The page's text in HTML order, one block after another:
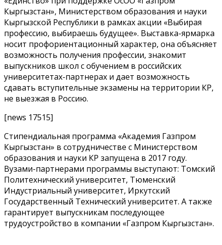
Кыргызстан», Министерством образования и науки
Кыргызской Республики в рамках акции «Выбирая
профессию, выбираешь будущее». Выставка-ярмарка
носит профориентационный характер, она объясняет
возможность получения профессии, знакомит
выпускников школ с обучением в российских
университетах-партнерах и дает возможность
сдавать вступительные экзамены на территории КР,
не выезжая в Россию.
[news 17515]
Стипендиальная программа «Академия Газпром
Кыргызстан» в сотрудничестве с Министерством
образования и науки КР запущена в 2017 году.
Вузами-партнерами программы выступают: Томский
Политехнический университет, Тюменский
Индустриальный университет, Иркутский
Государственный Технический университет. А также
гарантирует выпускникам последующее
трудоустройство в компании «Газпром Кыргызстан».